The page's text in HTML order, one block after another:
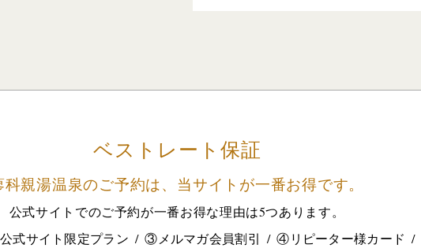
ベストレート保証
科親湯温泉のご予約は、 当サイトが一番お得です。
公式サイトでのご予約が一番お得な理由は5つあります。
式サイト限定プラン
③メルマガ会員割引 ④リピーター様カード